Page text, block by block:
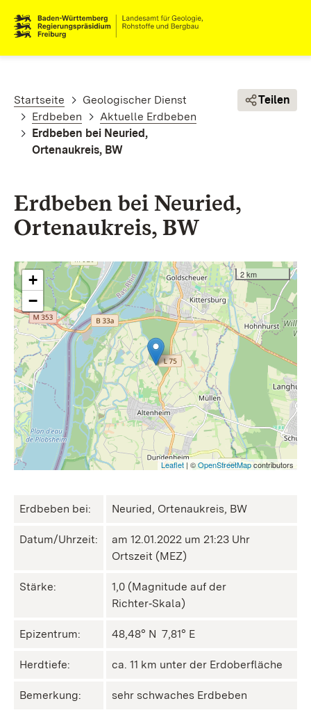
Pfadnavigation
Startseite
Geologischer Dienst
Erdbeben
Aktuelle Erdbeben
Erdbeben bei Neuried,
Ortenaukreis, BW
Teilen
Erdbeben bei Neuried,
Ortenaukreis, BW
+
−
2 km
Leaflet | ©OpenStreetMapcontributors
Erdbeben bei: Neuried, Ortenaukreis, BW
Datum/Uhrzeit:
am 12.01.2022 um 21:23 Uhr
Ortszeit (MEZ)
Stärke:
1,0 (Magnitude auf der
Richter‑Skala)
Epizentrum: 48,48° N ㅤ 7,81° E
Herdtiefe: ca. 11 km unter der Erdoberfläche
Bemerkung: sehr schwaches Erdbeben